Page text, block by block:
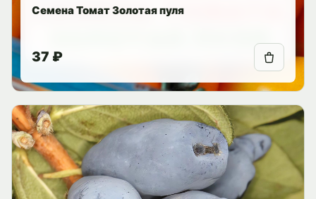
Семена Томат Золотая пуля
37 ₽